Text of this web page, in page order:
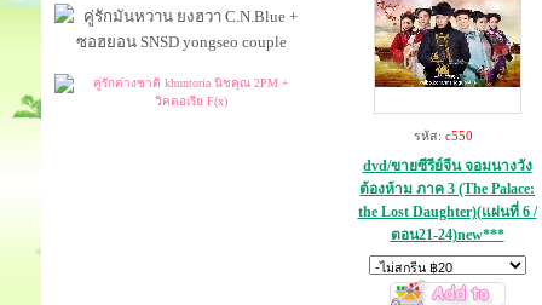
รหัส: c550
dvd/ขายซีรีย์จีน จอมนางวัง
ต้องห้าม ภาค 3 (The Palace:
the Lost Daughter)(แผ่นที่ 6 /
ตอน21-24)new***